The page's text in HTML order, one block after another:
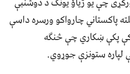
پاکستاني چارواکو ورسره داسې
پکې ښکاري چې څنګه
لپاره ستونزې جوړوي.